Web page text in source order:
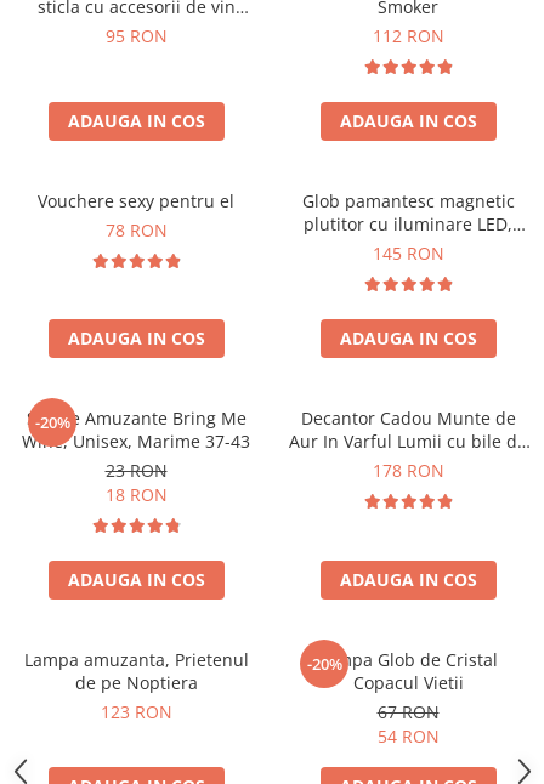
sticla cu accesorii de vin
incluse interior oranj
95 RON
ADAUGA IN COS
Smoker
112 RON
ADAUGA IN COS
Vouchere sexy pentru el
78 RON
ADAUGA IN COS
Glob pamantesc magnetic
plutitor cu iluminare LED,
Forma C
145 RON
ADAUGA IN COS
-20%
Sosete Amuzante Bring Me
Wine, Unisex, Marime 37-43
23 RON
18 RON
ADAUGA IN COS
Decantor Cadou Munte de
Aur In Varful Lumii cu bile de
curatare
178 RON
ADAUGA IN COS
Lampa amuzanta, Prietenul
de pe Noptiera
123 RON
-20%
Lampa Glob de Cristal
Copacul Vietii
67 RON
54 RON